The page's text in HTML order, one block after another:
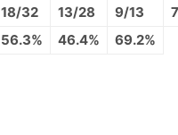
18/32 13/28 9/13
7
56.3%
46.4% 69.2%